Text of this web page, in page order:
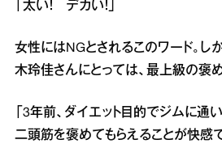
「太い！ デカい！」
女性にはNGとされるこのワード。し
木玲佳さんにとっては、最上級の褒め
「3年前、ダイエット目的でジムに通
二頭筋を褒めてもらえることが快感